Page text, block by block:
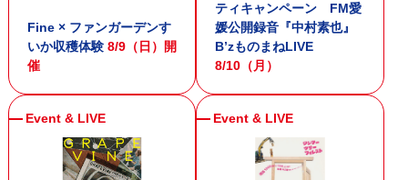
Fine × ファンガーデンす
いか収穫体験 8/9（日）開
催
ティキャンペーン FM愛
媛公開録音『中村素也』
B’zものまねLIVE
8/10（月）